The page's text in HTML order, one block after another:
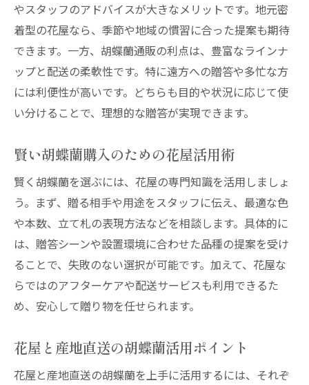
やスタッフのアドバイスが大きなメリットです。地元密
着型の花屋なら、季節や地域の慣習に合った提案も期待
できます。一方、胡蝶蘭通販の利点は、豊富なラインナ
ップと配送の柔軟性です。特に遠方への贈答や多忙な方
には利便性が高いです。どちらも目的や状況に応じて使
い分けることで、理想的な贈答が実現できます。
賢い胡蝶蘭購入のための花屋活用術
賢く胡蝶蘭を選ぶには、花屋の専門知識を活用しましょ
う。まず、贈る相手や用途をスタッフに伝え、最適な色
や本数、立て札の表現方法などを相談します。具体的に
は、贈答シーンや設置環境に合わせた品種の提案を受け
ることで、失敗のない選択が可能です。加えて、花屋な
らではのアフターケアや配送サービスも利用できるた
め、安心して贈り物を任せられます。
花屋と産地直送の胡蝶蘭活用ポイント
花屋と産地直送の胡蝶蘭を上手に活用するには、それぞ